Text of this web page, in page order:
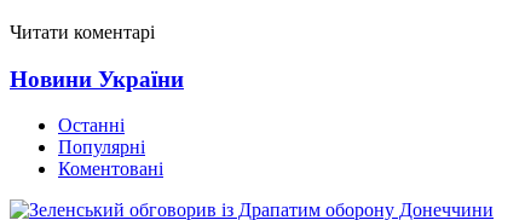
Читати коментарі
Новини України
Останні
Популярні
Коментовані